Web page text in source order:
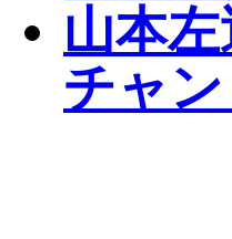
山本
チャ